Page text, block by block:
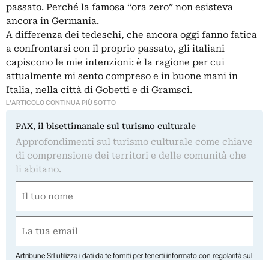
passato. Perché la famosa “ora zero” non esisteva
ancora in Germania.
A differenza dei tedeschi, che ancora oggi fanno fatica
a confrontarsi con il proprio passato, gli italiani
capiscono le mie intenzioni: è la ragione per cui
attualmente mi sento compreso e in buone mani in
Italia, nella città di Gobetti e di Gramsci.
L'ARTICOLO CONTINUA PIÙ SOTTO
PAX, il bisettimanale sul turismo culturale
Approfondimenti sul turismo culturale come chiave
di comprensione dei territori e delle comunità che
li abitano.
(Obbligatorio)
(Obbligatorio)
Artribune Srl utilizza i dati da te forniti per tenerti informato con regolarità sul